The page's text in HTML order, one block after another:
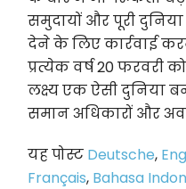
समुदायों और पूरी
देने के लिए कार्रवाई
प्रत्येक वर्ष 20 फरवरी
लक्ष्य एक ऐसी दुनिया
समान अधिकारों और
यह पोस्ट Deutsche,
Français, Bahasa